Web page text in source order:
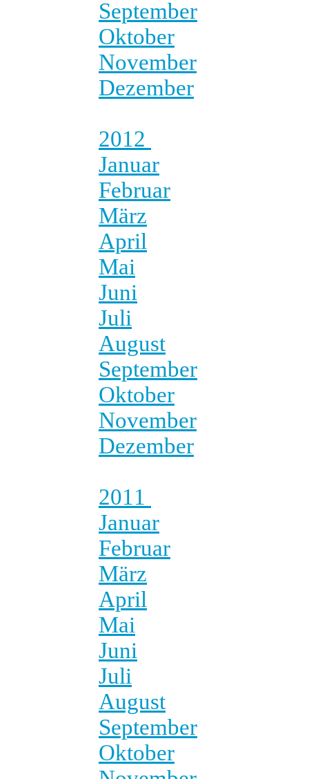
September
Oktober
November
Dezember
2012
Januar
Februar
März
April
Mai
Juni
Juli
August
September
Oktober
November
Dezember
2011
Januar
Februar
März
April
Mai
Juni
Juli
August
September
Oktober